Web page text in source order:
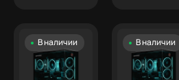
В наличии В наличии